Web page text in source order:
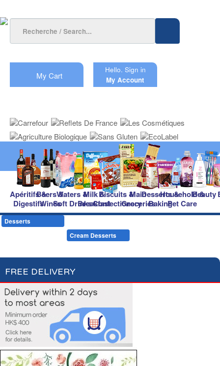
My Cart
Hello. Sign in
My Account
Apéritifs &
Digestifs
Beers &
Wines
Waters &
Soft Drinks
Milk &
Breakfast
Biscuits &
Confectionery
Main
Groceries
Desserts &
Baking
Household &
Pet Care
Beauty
Desserts
Cream Desserts
FREE DELIVERY